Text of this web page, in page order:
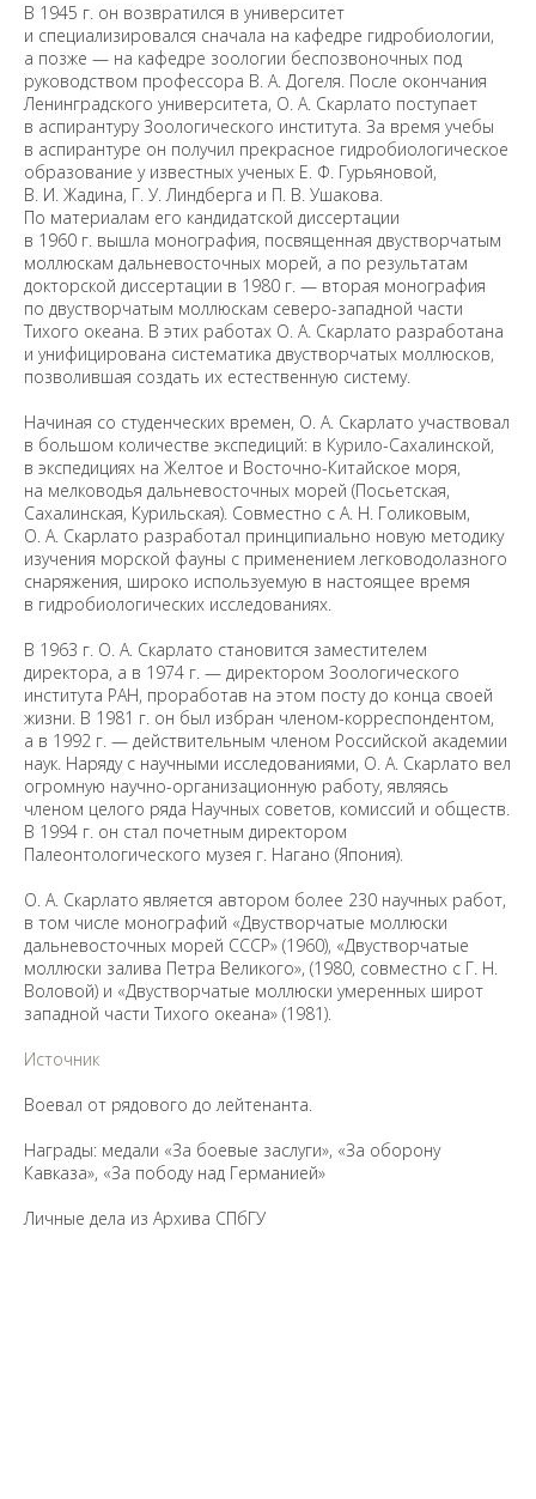
В 1945 г. он возвратился в университет
и специализировался сначала на кафедре гидробиологии,
а позже — на кафедре зоологии беспозвоночных под
руководством профессора В. А. Догеля. После окончания
Ленинградского университета, О. А. Скарлато поступает
в аспирантуру Зоологического института. За время учебы
в аспирантуре он получил прекрасное гидробиологическое
образование у известных ученых Е. Ф. Гурьяновой,
В. И. Жадина, Г. У. Линдберга и П. В. Ушакова.
По материалам его кандидатской диссертации
в 1960 г. вышла монография, посвященная двустворчатым
моллюскам дальневосточных морей, а по результатам
докторской диссертации в 1980 г. — вторая монография
по двустворчатым моллюскам северо-западной части
Тихого океана. В этих работах О. А. Скарлато разработана
и унифицирована систематика двустворчатых моллюсков,
позволившая создать их естественную систему.
Начиная со студенческих времен, О. А. Скарлато участвовал
в большом количестве экспедиций: в Курило-Сахалинской,
в экспедициях на Желтое и Восточно-Китайское моря,
на мелководья дальневосточных морей (Посьетская,
Сахалинская, Курильская). Совместно с А. Н. Голиковым,
О. А. Скарлато разработал принципиально новую методику
изучения морской фауны с применением легководолазного
снаряжения, широко используемую в настоящее время
в гидробиологических исследованиях.
В 1963 г. О. А. Скарлато становится заместителем
директора, а в 1974 г. — директором Зоологического
института РАН, проработав на этом посту до конца своей
жизни. В 1981 г. он был избран членом-корреспондентом,
а в 1992 г. — действительным членом Российской академии
наук. Наряду с научными исследованиями, О. А. Скарлато вел
огромную научно-организационную работу, являясь
членом целого ряда Научных советов, комиссий и обществ.
В 1994 г. он стал почетным директором
Палеонтологического музея г. Нагано (Япония).
О. А. Скарлато является автором более 230 научных работ,
в том числе монографий «Двустворчатые моллюски
дальневосточных морей СССР» (1960), «Двустворчатые
моллюски залива Петра Великого», (1980, совместно с Г. Н.
Воловой) и «Двустворчатые моллюски умеренных широт
западной части Тихого океана» (1981).
Источник
Воевал от рядового до лейтенанта.
Награды: медали «За боевые заслуги», «За оборону
Кавказа», «За пободу над Германией»
Личные дела из Архива СПбГУ